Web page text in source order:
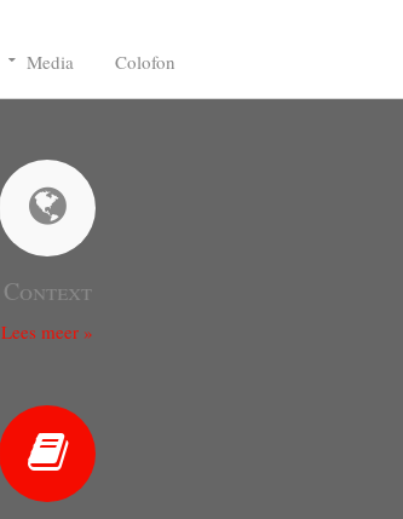
Media Colofon
Context
Lees meer »